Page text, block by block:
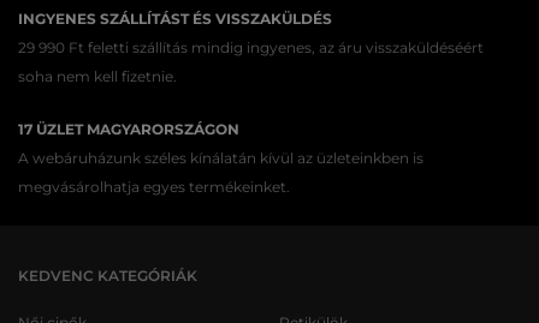
INGYENES SZÁLLÍTÁST ÉS VISSZAKÜLDÉS
29 990 Ft feletti szállítás mindig ingyenes, az áru visszaküldéséért
soha nem kell fizetnie.
17 ÜZLET MAGYARORSZÁGON
A webáruházunk széles kínálatán kívül az üzleteinkben is
megvásárolhatja egyes termékeinket.
KEDVENC KATEGÓRIÁK